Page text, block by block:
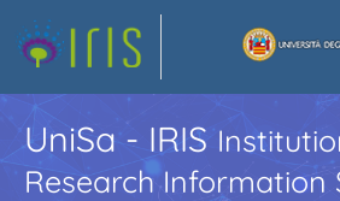
UniSa - IRIS
Research Information